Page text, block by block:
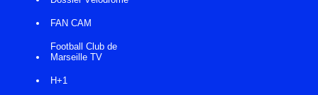
FAN CAM
Football Club de
Marseille TV
H+1